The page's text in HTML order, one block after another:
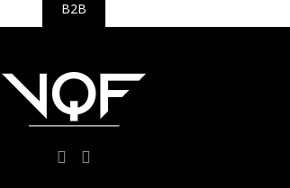
B2B